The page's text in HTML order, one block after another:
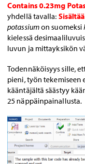
Contains 0.23mg
yhdellä tavalla:
potassium on suomeksi
kielessä
luvun ja mittayksikön
Todennäköisyys sille,
pieni, työn tekemiseen
kääntäjältä säästyy
25 näppäinpainallusta.